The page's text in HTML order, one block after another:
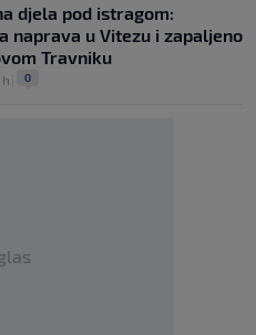
djela pod istragom:
naprava u Vitezu i zapaljeno
Travniku
0